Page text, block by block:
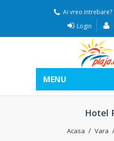
Ai vreo intrebare?
Login
MENU
Hotel
Acasa Vara